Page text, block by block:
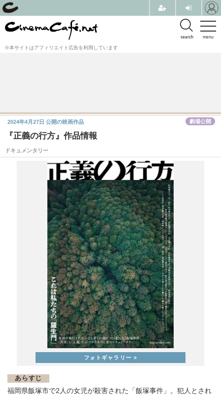
menu
search
※本サイトはアフィリエイト広告を利用しています
『正義の行方』作品情報
ドキュメンタリー
2024年4月27日 公開の映画作品 劇場公開
あらすじ
福岡県飯塚市で2人の女児が殺害された「飯塚事件」。犯人とされ